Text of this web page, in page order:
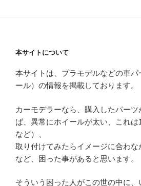
本サイトについて
本サイトは、プラモデルなどの車パ
ール）の情報を掲載しております。
カーモデラーなら、購入したパーツ
ば、異常にホイールが太い、これは
など）、
取り付けてみたらイメージに合わな
など、困った事があると思います。
そういう困った人がこの世の中に、